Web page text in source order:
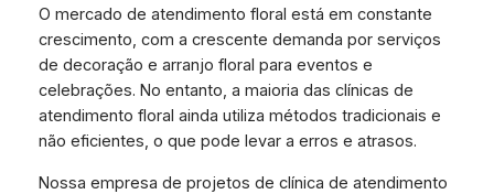
O mercado de atendimento floral está em constante
crescimento, com a crescente demanda por serviços
de decoração e arranjo floral para eventos e
celebrações. No entanto, a maioria das clínicas de
atendimento floral ainda utiliza métodos tradicionais e
não eficientes, o que pode levar a erros e atrasos.
Nossa empresa de projetos de clínica de atendimento